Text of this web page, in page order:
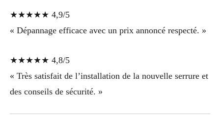
★★★★★ 4,9/5
« Dépannage efficace avec un prix annoncé respecté. »
★★★★★ 4,8/5
« Très satisfait de l’installation de la nouvelle serrure et
des conseils de sécurité. »